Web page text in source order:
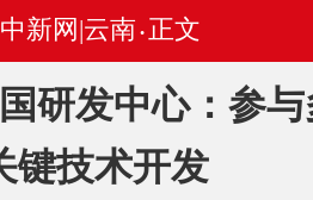
中新网|云南 • 正文
研发中心：参与
键技术开发